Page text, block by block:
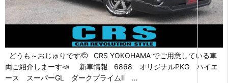
どうも～おじゅりです🫡 CRS YOKOHAMA でご用意している車
両ご紹介しまーす📣 新車情報 6868 オリジナルPKG ハイエ
ース スーパーGL ダークプライムⅡ …